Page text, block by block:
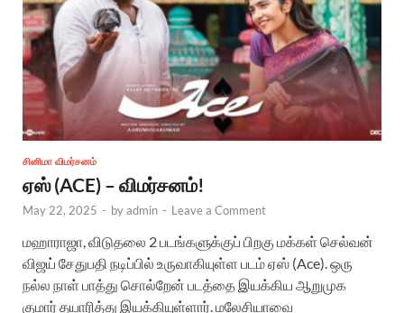
சினிமா விமர்சனம்
ஏஸ் (ACE) – விமர்சனம்!
May 22, 2025 - byadmin - Leave a Comment
மஹாராஜா, விடுதலை 2 படங்களுக்குப் பிறகு மக்கள் செல்வன்
விஜய் சேதுபதி நடிப்பில் உருவாகியுள்ள படம் ஏஸ் (Ace). ஒரு
நல்ல நாள் பாத்து சொல்றேன் படத்தை இயக்கிய ஆறுமுக
குமார் தயாரித்து இயக்கியுள்ளார். மலேசியாவை